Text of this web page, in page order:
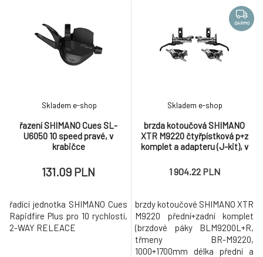
výstupky na plášti poskytují
dobrý záběr, ale zároveň si
zachovávají nízký valivý odpor
Postranní výstupky zajišťují
oporu v zatáčkách Má velmi do
řazení SHIMANO Cues SL-
U6050 10 speed pravé, v
krabičce
Skladem e-shop
131.09 PLN
řadící jednotka SHIMANO Cues
Rapidfire Plus pro 10 rychlostí,
2-WAY RELEACE
DARMO
brzda kotoučová SHIMANO
XTR M9220 čtyřpístková p+z
komplet a adapteru (J-kit), v
Skladem e-shop
1 904.22 PLN
brzdy kotoučové SHIMANO XTR
M9220 přední+zadní komplet
(brzdové páky BLM9200L+R,
třmeny BR-M9220,
1000+1700mm délka přední a